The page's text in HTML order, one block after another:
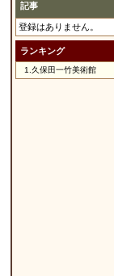
記事
登録はありません。
ランキング
1. 久保田一竹美術館